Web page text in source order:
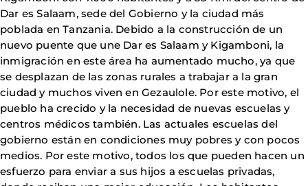
Dar es Salaam, sede del Gobierno y la ciudad más
poblada en Tanzania. Debido a la construcción de un
nuevo puente que une Dar es Salaam y Kigamboni, la
inmigración en este área ha aumentado mucho, ya que
se desplazan de las zonas rurales a trabajar a la gran
ciudad y muchos viven en Gezaulole. Por este motivo, el
pueblo ha crecido y la necesidad de nuevas escuelas y
centros médicos también. Las actuales escuelas del
gobierno están en condiciones muy pobres y con pocos
medios. Por este motivo, todos los que pueden hacen un
esfuerzo para enviar a sus hijos a escuelas privadas,